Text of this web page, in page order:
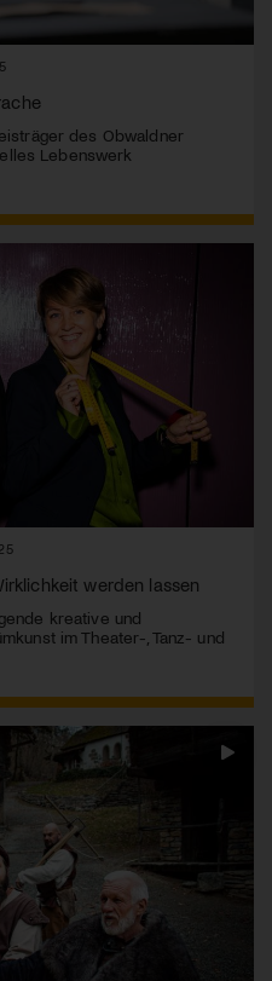
des Obwaldner
Lebenswerk
werden lassen
kreative und
im Theater-, Tanz- und